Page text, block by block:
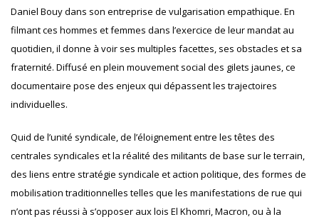
Daniel Bouy dans son entreprise de vulgarisation empathique. En
filmant ces hommes et femmes dans l’exercice de leur mandat au
quotidien, il donne à voir ses multiples facettes, ses obstacles et sa
fraternité. Diffusé en plein mouvement social des gilets jaunes, ce
documentaire pose des enjeux qui dépassent les trajectoires
individuelles.
Quid de l’unité syndicale, de l’éloignement entre les têtes des
centrales syndicales et la réalité des militants de base sur le terrain,
des liens entre stratégie syndicale et action politique, des formes de
mobilisation traditionnelles telles que les manifestations de rue qui
n’ont pas réussi à s’opposer aux lois El Khomri, Macron, ou à la